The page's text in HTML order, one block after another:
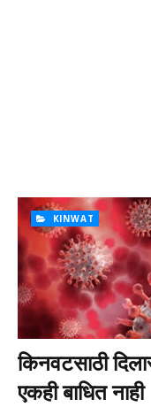
KINWAT
किनवटसाठी
एकही बाधित नाही